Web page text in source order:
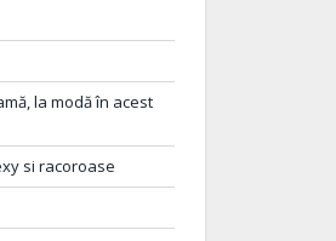
la modă în acest
si racoroase